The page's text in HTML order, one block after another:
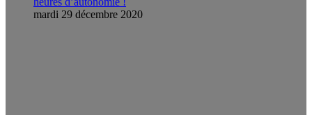
mardi 29 décembre 2020